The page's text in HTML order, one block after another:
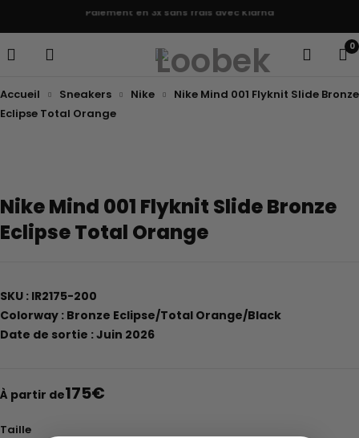
Paiement en 3x sans frais avec Klarna
0
Accueil Sneakers Nike
Nike Mind 001 Flyknit Slide Bronze
Eclipse Total Orange
Nike Mind 001 Flyknit Slide Bronze
Eclipse Total Orange
SKU : IR2175-200
Colorway : Bronze Eclipse/Total Orange/Black
Date de sortie : Juin 2026
À partir de175€
Taille